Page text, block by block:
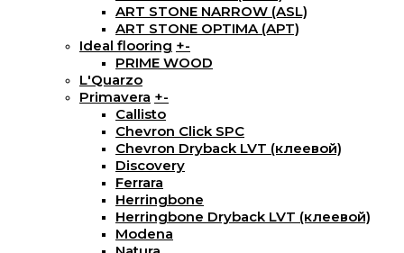
ART STONE NARROW (ASL)
ART STONE OPTIMA (APT)
Ideal flooring +-
PRIME WOOD
L'Quarzo
Primavera +-
Callisto
Chevron Click SPC
Chevron Dryback LVT (клеевой)
Discovery
Ferrara
Herringbone
Herringbone Dryback LVT (клеевой)
Modena